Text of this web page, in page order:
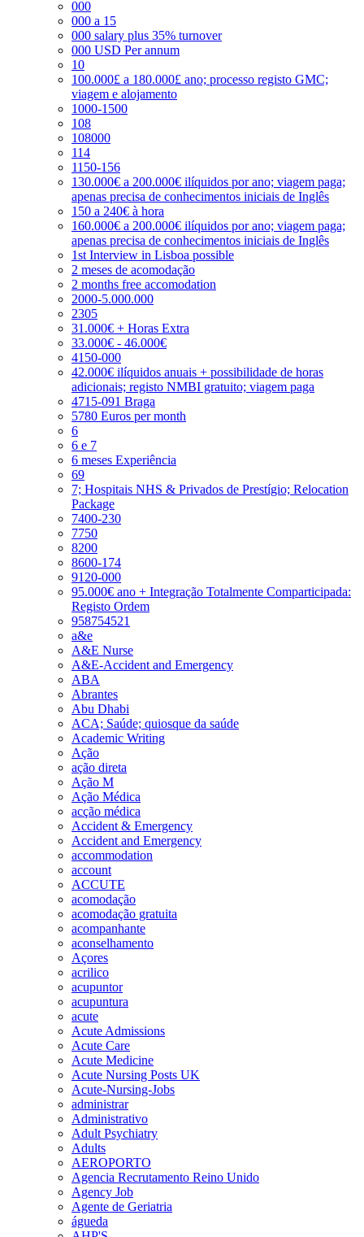
000
000 a 15
000 salary plus 35% turnover
000 USD Per annum
10
100.000£ a 180.000£ ano; processo registo GMC;
viagem e alojamento
1000-1500
108
108000
114
1150-156
130.000€ a 200.000€ ilíquidos por ano; viagem paga;
apenas precisa de conhecimentos iniciais de Inglês
150 a 240€ à hora
160.000€ a 200.000€ ilíquidos por ano; viagem paga;
apenas precisa de conhecimentos iniciais de Inglês
1st Interview in Lisboa possible
2 meses de acomodação
2 months free accomodation
2000-5.000.000
2305
31.000€ + Horas Extra
33.000€ - 46.000€
4150-000
42.000€ ilíquidos anuais + possibilidade de horas
adicionais; registo NMBI gratuito; viagem paga
4715-091 Braga
5780 Euros per month
6
6 e 7
6 meses Experiência
69
7; Hospitais NHS & Privados de Prestígio; Relocation
Package
7400-230
7750
8200
8600-174
9120-000
95.000€ ano + Integração Totalmente Comparticipada:
Registo Ordem
958754521
a&e
A&E Nurse
A&E-Accident and Emergency
ABA
Abrantes
Abu Dhabi
ACA; Saúde; quiosque da saúde
Academic Writing
Ação
ação direta
Ação M
Ação Médica
acção médica
Accident & Emergency
Accident and Emergency
accommodation
account
ACCUTE
acomodação
acomodação gratuita
acompanhante
aconselhamento
Açores
acrilico
acupuntor
acupuntura
acute
Acute Admissions
Acute Care
Acute Medicine
Acute Nursing Posts UK
Acute-Nursing-Jobs
administrar
Administrativo
Adult Psychiatry
Adults
AEROPORTO
Agencia Recrutamento Reino Unido
Agency Job
Agente de Geriatria
águeda